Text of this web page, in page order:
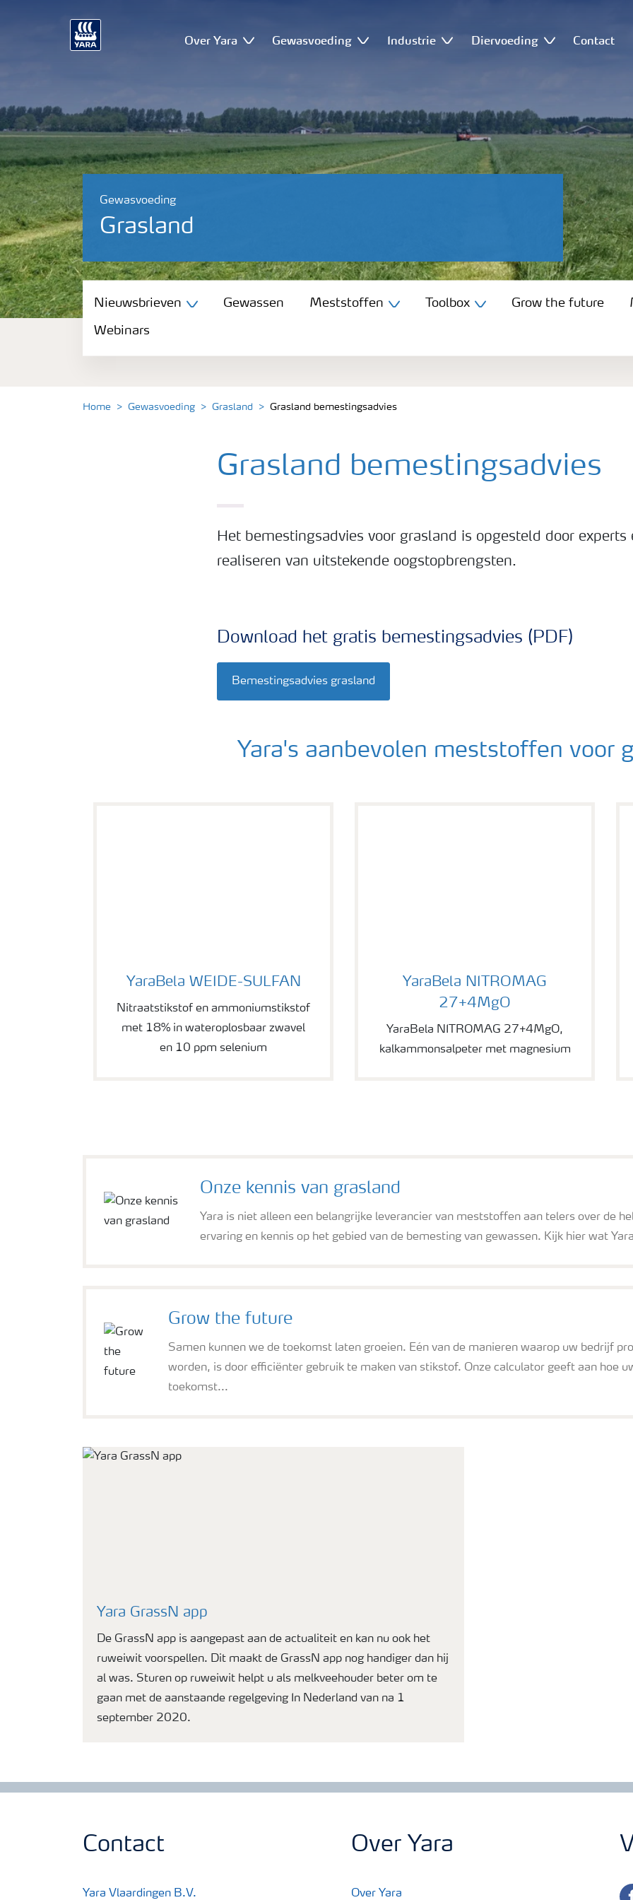
Over Yara Gewasvoeding Industrie Diervoeding Contact
Gewasvoeding
Grasland
Nieuwsbrieven
Gewassen
Nieuwsbrieven Gewassen Meststoffen Toolbox Grow the future
Webinars
Home Gewasvoeding Grasland Grasland bemestingsadvies
Grasland bemestingsadvies
Het bemestingsadvies voor grasland is opgesteld door
realiseren van uitstekende oogstopbrengsten.
Download het gratis bemestingsadvies (PDF)
Bemestingsadvies grasland
Yara's aanbevolen meststoffen voor
YaraBela WEIDE-SULFAN
Nitraatstikstof en ammoniumstikstof
met 18% in wateroplosbaar zwavel
en 10 ppm selenium
YaraBela NITROMAG
27+4MgO
YaraBela NITROMAG 27+4MgO,
kalkammonsalpeter met magnesium
Onze kennis van grasland
Yara is niet alleen een belangrijke leverancier van meststoffen aan telers over de
ervaring en kennis op het gebied van de bemesting van gewassen. Kijk hier wat
Grow the future
Samen kunnen we de toekomst laten groeien. Eén van de manieren waarop uw bedrijf
worden, is door efficiënter gebruik te maken van stikstof. Onze calculator geeft aan hoe
toekomst...
Yara GrassN app
De GrassN app is aangepast aan de actualiteit en kan nu ook het
ruweiwit voorspellen. Dit maakt de GrassN app nog handiger dan hij
al was. Sturen op ruweiwit helpt u als melkveehouder beter om te
gaan met de aanstaande regelgeving In Nederland van na 1
september 2020.
Contact
Yara Vlaardingen B.V.
Over Yara
Over Yara